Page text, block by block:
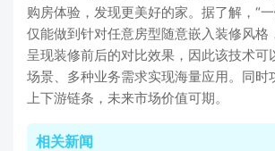
购房体验，发现更美好的家。据了解，“
仅能做到针对任意房型随意嵌入装修风格
呈现装修前后的对比效果，因此该技术可
场景、多种业务需求实现海量应用。同时
上下游链条，未来市场价值可期。
相关新闻